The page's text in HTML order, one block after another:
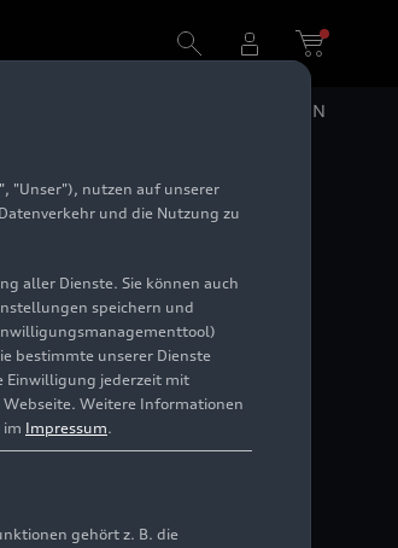
EN
"Unser"), nutzen auf unserer
und die Nutzung zu
aller Dienste. Sie können auch
speichern und
bestimmte unserer Dienste
Einwilligung jederzeit mit
Weitere Informationen
im Impressum.
gehört z. B. die